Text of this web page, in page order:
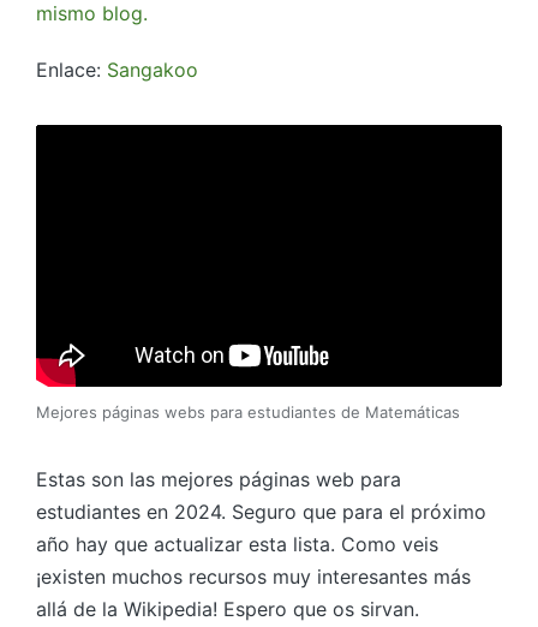
mismo blog.
Enlace: Sangakoo
Mejores páginas webs para estudiantes de Matemáticas
Estas son las mejores páginas web para
estudiantes en 2024. Seguro que para el próximo
año hay que actualizar esta lista. Como veis
¡existen muchos recursos muy interesantes más
allá de la Wikipedia! Espero que os sirvan.